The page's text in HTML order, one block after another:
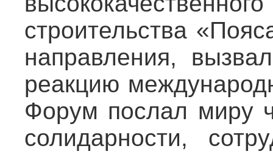
строительства
направления,
реакцию
Форум послал миру
солидарности,